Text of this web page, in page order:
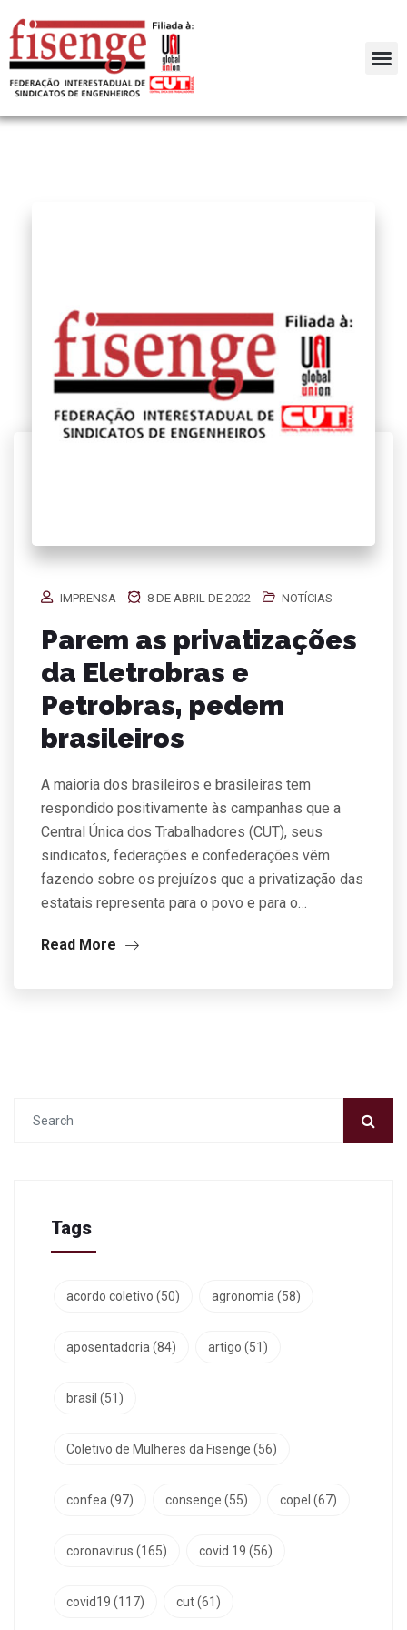
IMPRENSA 8 DE ABRIL DE 2022 NOTÍCIAS
Parem as privatizações
da Eletrobras e
Petrobras, pedem
brasileiros
A maioria dos brasileiros e brasileiras tem
respondido positivamente às campanhas que a
Central Única dos Trabalhadores (CUT), seus
sindicatos, federações e confederações vêm
fazendo sobre os prejuízos que a privatização das
estatais representa para o povo e para o…
Read More
Tags
acordo coletivo (50) agronomia(58)
aposentadoria(84) artigo (51)
brasil (51)
Coletivo de Mulheres da Fisenge (56)
confea(97) consenge (55) copel (67)
coronavirus (165) covid 19 (56)
covid19 (117) cut(61)